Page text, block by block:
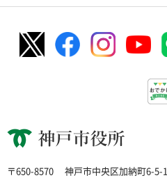
神戸市役所
〒650-8570 神戸市中央区加納町6-5-1